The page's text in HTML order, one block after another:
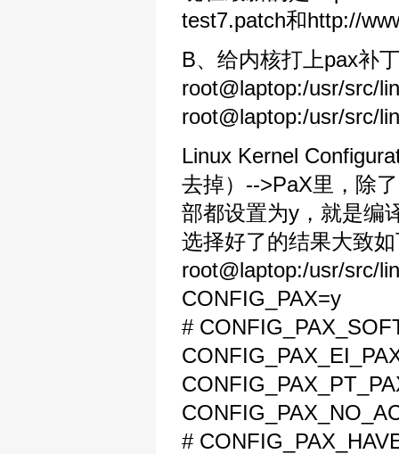
test7.patch和http://
B、给内核打上pax补
root@laptop:/usr/src/
root@laptop:/usr/src/
Linux Kernel
去掉）-->PaX里，除
部都设置为y，就是编
选择好了的结果大致
root@laptop:/usr/src/
CONFIG_PAX=y
#
#